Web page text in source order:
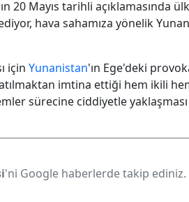
20 Mayıs tarihli açıklamasında
hava sahamıza yönelik Yunan
için Yunanistan'ın Ege'deki
imtina ettiği hem ikili
sürecine ciddiyetle
'ni Google haberlerde takip ediniz.